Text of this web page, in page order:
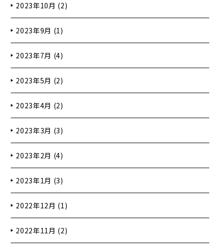
2023年10月 (2)
2023年9月 (1)
2023年7月 (4)
2023年5月 (2)
2023年4月 (2)
2023年3月 (3)
2023年2月 (4)
2023年1月 (3)
2022年12月 (1)
2022年11月 (2)